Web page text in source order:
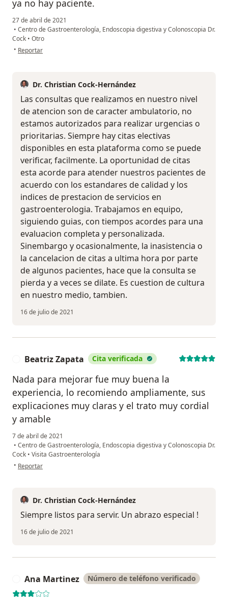
ya no hay paciente.
27 de abril de 2021
• Centro de Gastroenterología, Endoscopia digestiva y Colonoscopia Dr.
Cock • Otro
• en opinión del usuario gabriel.castromar
Reportar
Dr. Christian Cock-Hernández
Las consultas que realizamos en nuestro nivel
de atencion son de caracter ambulatorio, no
estamos autorizados para realizar urgencias o
prioritarias. Siempre hay citas electivas
disponibles en esta plataforma como se puede
verificar, facilmente. La oportunidad de citas
esta acorde para atender nuestros pacientes de
acuerdo con los estandares de calidad y los
indices de prestacion de servicios en
gastroenterologia. Trabajamos en equipo,
siguiendo guias, con tiempos acordes para una
evaluacion completa y personalizada.
Sinembargo y ocasionalmente, la inasistencia o
la cancelacion de citas a ultima hora por parte
de algunos pacientes, hace que la consulta se
pierda y a veces se dilate. Es cuestion de cultura
en nuestro medio, tambien.
16 de julio de 2021
Beatriz Zapata Cita verificada
Nada para mejorar fue muy buena la
experiencia, lo recomiendo ampliamente, sus
explicaciones muy claras y el trato muy cordial
y amable
7 de abril de 2021
• Centro de Gastroenterología, Endoscopia digestiva y Colonoscopia Dr.
Cock • Visita Gastroenterología
• en opinión del usuario Beatriz Zapata
Reportar
Dr. Christian Cock-Hernández
Siempre listos para servir. Un abrazo especial !
16 de julio de 2021
Ana Martinez Número de teléfono verificado